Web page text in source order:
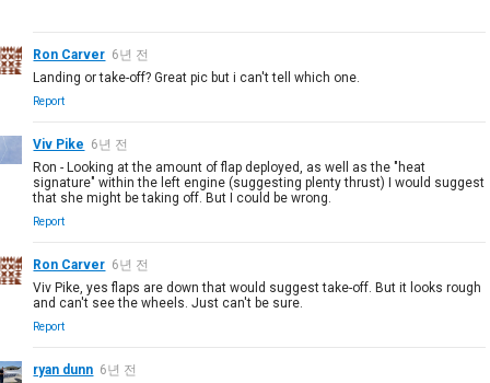
Ron Carver 6년 전
Landing or take-off? Great pic but i can't tell which one.
Report
Viv Pike 6년 전
Ron - Looking at the amount of flap deployed, as well as the "heat
signature" within the left engine (suggesting plenty thrust) I would suggest
that she might be taking off. But I could be wrong.
Report
Ron Carver 6년 전
Viv Pike, yes flaps are down that would suggest take-off. But it looks rough
and can't see the wheels. Just can't be sure.
Report
ryan dunn 6년 전